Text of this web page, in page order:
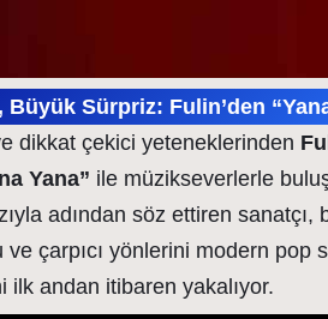
Büyük Sürpriz: Fulin’den
dikkat çekici yeteneklerinden
Yana” ile müzikseverlerle
adından söz ettiren sanatçı,
ve çarpıcı yönlerini modern pop
ilk andan itibaren yakalıyor.